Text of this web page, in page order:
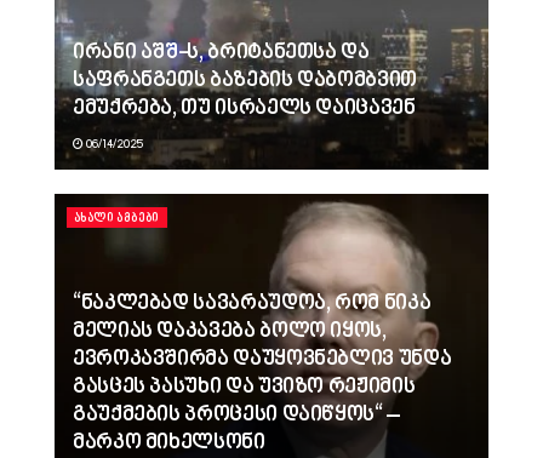
ირანი აშშ-ს, ბრიტანეთსა და
საფრანგეთს ბაზების დაბომბვით
ემუქრება, თუ ისრაელს დაიცავენ
06/14/2025
ᲐᲮᲐᲚᲘ ᲐᲛᲑᲔᲑᲘ
“ნაკლებად სავარაუდოა, რომ ნიკა
მელიას დაკავება ბოლო იყოს,
ევროკავშირმა დაუყოვნებლივ უნდა
გასცეს პასუხი და უვიზო რეჟიმის
გაუქმების პროცესი დაიწყოს“ –
მარკო მიხელსონი